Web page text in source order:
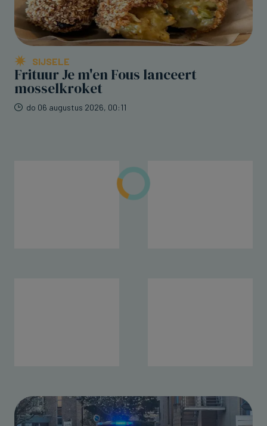
SIJSELE
Frituur Je m'en Fous lanceert
mosselkroket
do 06 augustus 2026, 00:11